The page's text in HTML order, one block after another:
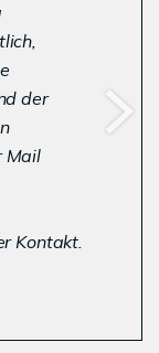
der
Mail
Kontakt.